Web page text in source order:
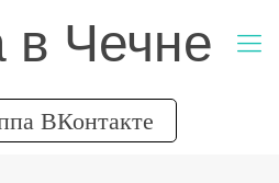
в Чечне
ВКонтакте